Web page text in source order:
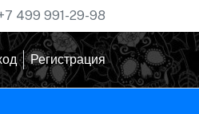
499 991-29-98
Регистрация